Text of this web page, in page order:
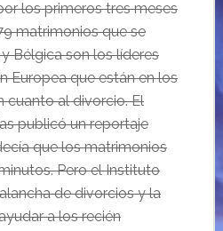
los primeros tres meses
matrimonios que se
Bélgica son los líderes
Europea que están en los
cuanto al divorcio. El
publicó un reportaje
que los matrimonios
Pero el Instituto
de divorcios y la
a los recién